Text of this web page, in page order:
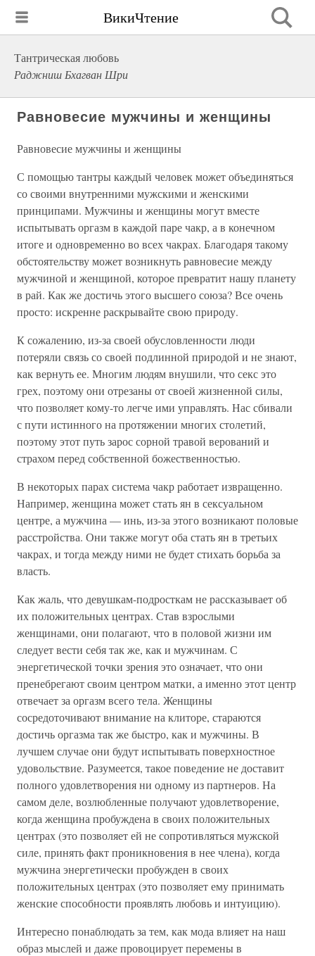
ВикиЧтение
Тантрическая любовь
Раджниш Бхагван Шри
Равновесие мужчины и женщины
Равновесие мужчины и женщины
С помощью тантры каждый человек может объединяться
со своими внутренними мужскими и женскими
принципами. Мужчины и женщины могут вместе
испытывать оргазм в каждой паре чакр, а в конечном
итоге и одновременно во всех чакрах. Благодаря такому
обстоятельству может возникнуть равновесие между
мужчиной и женщиной, которое превратит нашу планету
в рай. Как же достичь этого высшего союза? Все очень
просто: искренне раскрывайте свою природу.
К сожалению, из-за своей обусловленности люди
потеряли связь со своей подлинной природой и не знают,
как вернуть ее. Многим людям внушили, что секс это
грех, поэтому они отрезаны от своей жизненной силы,
что позволяет кому-то легче ими управлять. Нас сбивали
с пути истинного на протяжении многих столетий,
поэтому этот путь зарос сорной травой верований и
страхом перед собственной божественностью.
В некоторых парах система чакр работает извращенно.
Например, женщина может стать ян в сексуальном
центре, а мужчина — инь, из-за этого возникают половые
расстройства. Они также могут оба стать ян в третьих
чакрах, и тогда между ними не будет стихать борьба за
власть.
Как жаль, что девушкам-подросткам не рассказывает об
их положительных центрах. Став взрослыми
женщинами, они полагают, что в половой жизни им
следует вести себя так же, как и мужчинам. С
энергетической точки зрения это означает, что они
пренебрегают своим центром матки, а именно этот центр
отвечает за оргазм всего тела. Женщины
сосредоточивают внимание на клиторе, стараются
достичь оргазма так же быстро, как и мужчины. В
лучшем случае они будут испытывать поверхностное
удовольствие. Разумеется, такое поведение не доставит
полного удовлетворения ни одному из партнеров. На
самом деле, возлюбленные получают удовлетворение,
когда женщина пробуждена в своих положительных
центрах (это позволяет ей не сопротивляться мужской
силе, принять факт проникновения в нее члена), когда
мужчина энергетически пробужден в своих
положительных центрах (это позволяет ему принимать
женские способности проявлять любовь и интуицию).
Интересно понаблюдать за тем, как мода влияет на наш
образ мыслей и даже провоцирует перемены в